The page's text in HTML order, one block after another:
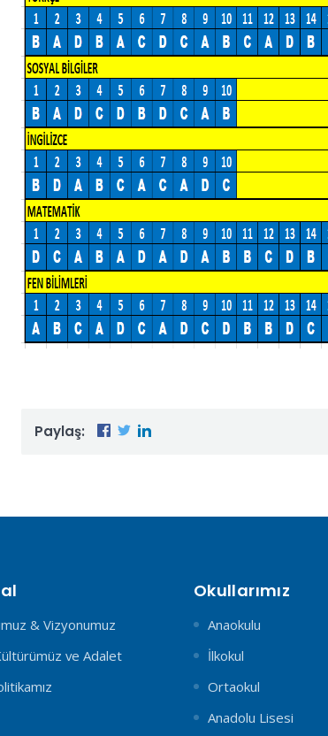
Paylaş:
& Vizyonumuz
ve Adalet
Okullarımız
Anaokulu
İlkokul
Ortaokul
Anadolu Lisesi